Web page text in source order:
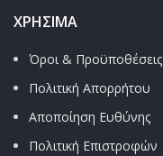
ΧΡΉΣΙΜΑ
Όροι & Προϋποθέσεις
Πολιτική Απορρήτου
Αποποίηση Ευθύνης
Πολιτική Επιστροφών